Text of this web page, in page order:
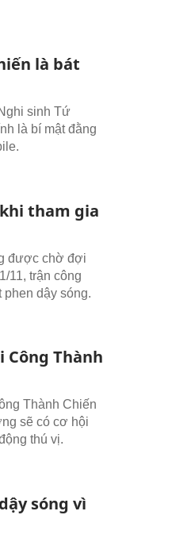
là bát
sinh Tứ
là bí mật đằng
tham gia
được chờ đợi
11, trận công
dậy sóng.
Thành
Thành Chiến
sẽ có cơ hội
thú vị.
sóng vì